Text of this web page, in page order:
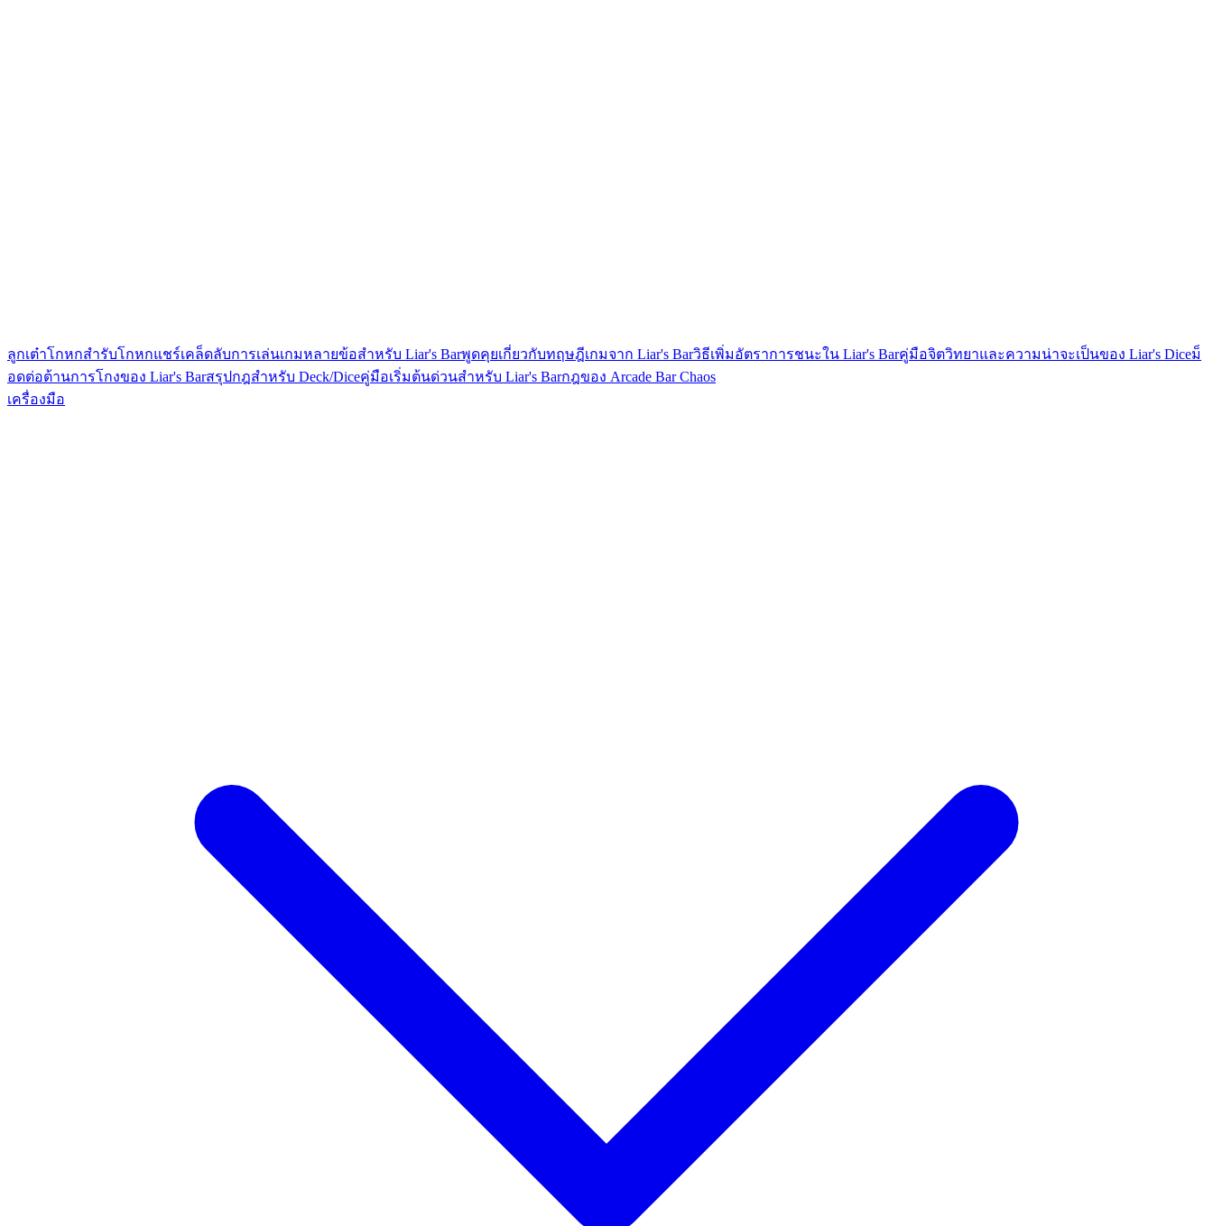
ลูกเต๋าโกหกสำรับโกหกแชร์เคล็ดลับการเล่นเกมหลายข้อสำหรับ Liar's Barพูดคุยเกี่ยวกับทฤษฎีเกมจาก Liar's Barวิธีเพิ่มอัตราการชนะใน Liar's Barคู่มือจิตวิทยาและความน่าจะเป็นของ Liar's Diceม็
อดต่อต้านการโกงของ Liar's Barสรุปกฎสำหรับ Deck/Diceคู่มือเริ่มต้นด่วนสำหรับ Liar's Barกฎของ Arcade Bar Chaos
เครื่องมือ